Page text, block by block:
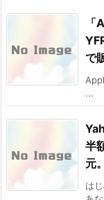
で
...
半
元。
は